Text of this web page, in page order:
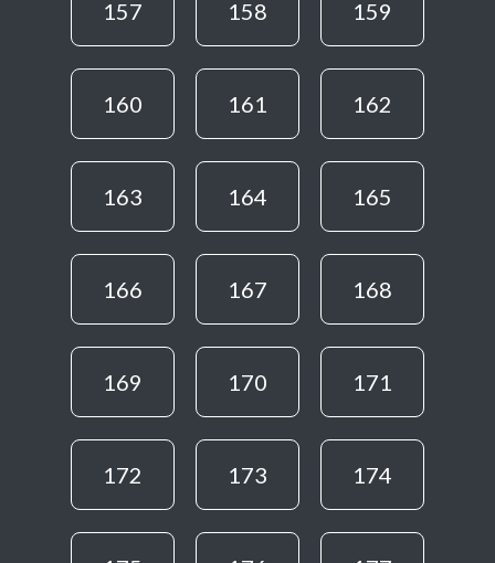
157 158 159
160 161 162
163 164 165
166 167 168
169 170 171
172 173 174